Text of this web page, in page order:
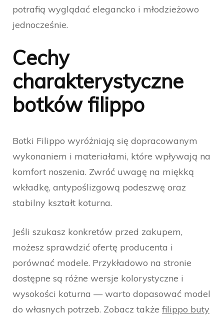
potrafią wyglądać elegancko i młodzieżowo
jednocześnie.
Cechy
charakterystyczne
botków filippo
Botki Filippo wyróżniają się dopracowanym
wykonaniem i materiałami, które wpływają na
komfort noszenia. Zwróć uwagę na miękką
wkładkę, antypoślizgową podeszwę oraz
stabilny kształt koturna.
Jeśli szukasz konkretów przed zakupem,
możesz sprawdzić ofertę producenta i
porównać modele. Przykładowo na stronie
dostępne są różne wersje kolorystyczne i
wysokości koturna — warto dopasować model
do własnych potrzeb. Zobacz także filippo buty